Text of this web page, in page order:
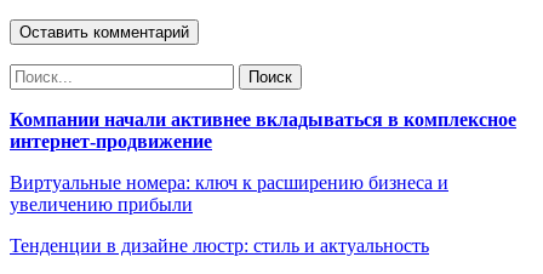
Компании начали активнее вкладываться в комплексное
интернет-продвижение
Виртуальные номера: ключ к расширению бизнеса и
увеличению прибыли
Тенденции в дизайне люстр: стиль и актуальность